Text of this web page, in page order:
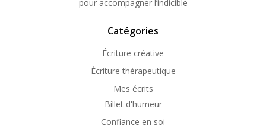
pour accompagner l’indicible
Catégories
Écriture créative
Écriture thérapeutique
Mes écrits
Billet d'humeur
Confiance en soi